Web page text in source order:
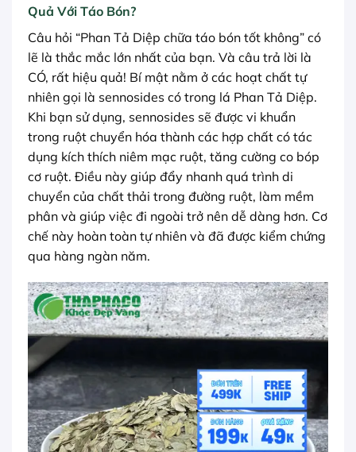
Quả Với Táo Bón?
Câu hỏi “Phan Tả Diệp chữa táo bón tốt không” có
lẽ là thắc mắc lớn nhất của bạn. Và câu trả lời là
CÓ, rất hiệu quả! Bí mật nằm ở các hoạt chất tự
nhiên gọi là sennosides có trong lá Phan Tả Diệp.
Khi bạn sử dụng, sennosides sẽ được vi khuẩn
trong ruột chuyển hóa thành các hợp chất có tác
dụng kích thích niêm mạc ruột, tăng cường co bóp
cơ ruột. Điều này giúp đẩy nhanh quá trình di
chuyển của chất thải trong đường ruột, làm mềm
phân và giúp việc đi ngoài trở nên dễ dàng hơn. Cơ
chế này hoàn toàn tự nhiên và đã được kiểm chứng
qua hàng ngàn năm.